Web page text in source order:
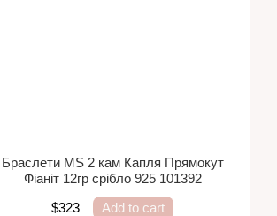
Браслети MS 2 кам Капля Прямокут
Фіаніт 12гр срібло 925 101392
$323
Add to cart